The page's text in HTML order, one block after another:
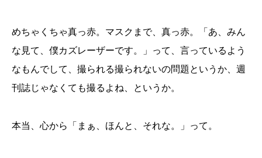
めちゃくちゃ真っ赤。マスクまで、真っ赤。「あ、みん
な見て、僕カズレーザーです。」って、言っているよう
なもんでして、撮られる撮られないの問題というか、週
刊誌じゃなくても撮るよね、というか。
本当、心から「まぁ、ほんと、それな。」って。